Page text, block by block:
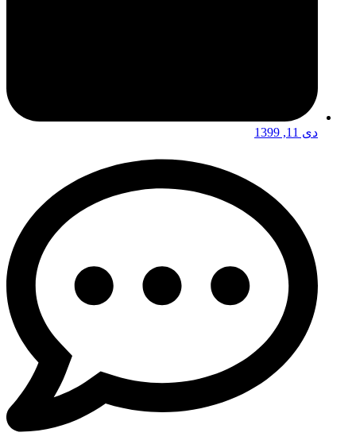
دی 11, 1399